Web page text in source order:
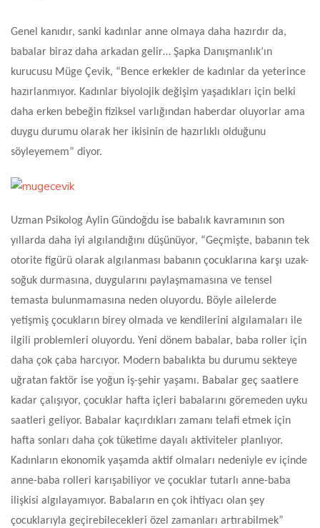
Genel kanıdır, sanki kadınlar anne olmaya daha hazırdır da,
babalar biraz daha arkadan gelir… Şapka Danışmanlık’ın
kurucusu Müge Çevik, “Bence erkekler de kadınlar da yeterince
hazırlanmıyor. Kadınlar biyolojik değişim yaşadıkları için belki
daha erken bebeğin fiziksel varlığından haberdar oluyorlar ama
duygu durumu olarak her ikisinin de hazırlıklı olduğunu
söyleyemem” diyor.
Uzman Psikolog Aylin Gündoğdu ise babalık kavramının son
yıllarda daha iyi algılandığını düşünüyor, “Geçmişte, babanın tek
otorite figürü olarak algılanması babanın çocuklarına karşı uzak-
soğuk durmasına, duygularını paylaşmamasına ve tensel
temasta bulunmamasına neden oluyordu. Böyle ailelerde
yetişmiş çocukların birey olmada ve kendilerini algılamaları ile
ilgili problemleri oluyordu. Yeni dönem babalar, baba roller için
daha çok çaba harcıyor. Modern babalıkta bu durumu sekteye
uğratan faktör ise yoğun iş-şehir yaşamı. Babalar geç saatlere
kadar çalışıyor, çocuklar hafta içleri babalarını göremeden uyku
saatleri geliyor. Babalar kaçırdıkları zamanı telafi etmek için
hafta sonları daha çok tüketime dayalı aktiviteler planlıyor.
Kadınların ekonomik yaşamda aktif olmaları nedeniyle ev içinde
anne-baba rolleri karışabiliyor ve çocuklar tutarlı anne-baba
ilişkisi algılayamıyor. Babaların en çok ihtiyacı olan şey
çocuklarıyla geçirebilecekleri özel zamanları artırabilmek”